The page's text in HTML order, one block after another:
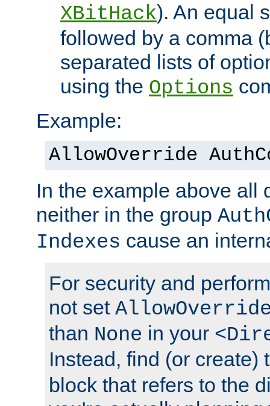
XBitHack). An equal
followed by a comma
separated lists of
using the Options
Example:
AllowOverride
In the example above all
neither in the group
Indexes cause an
For security and
not set
than None in your
Instead, find (or create)
block that refers to the